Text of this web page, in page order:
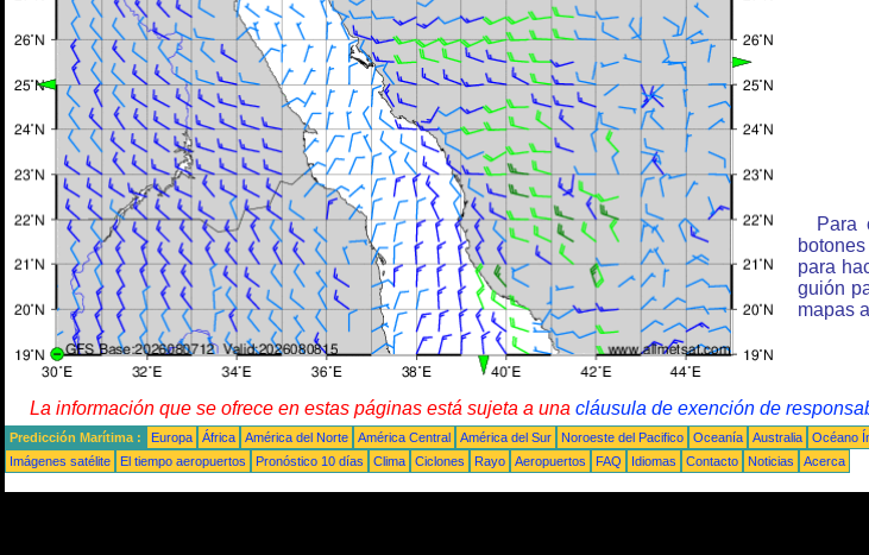
Para
para
guión
mapas
La información que se ofrece en estas páginas está sujeta a una cláusula de exención de
Predicción Marítima : Europa África América del Norte América Central América del Sur Noroeste del Pacifico Oceanía Australia Océano
Imágenes satélite
El tiempo aeropuertos Pronóstico 10 días Clima Ciclones Rayo Aeropuertos FAQ Idiomas Contacto Noticias Acerca